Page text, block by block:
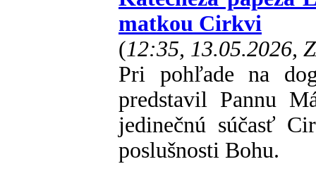
matkou Cirkvi
(12:35, 13.05.2026,
Pri pohľade na
predstavil Pannu
jedinečnú súčasť
poslušnosti Bohu.